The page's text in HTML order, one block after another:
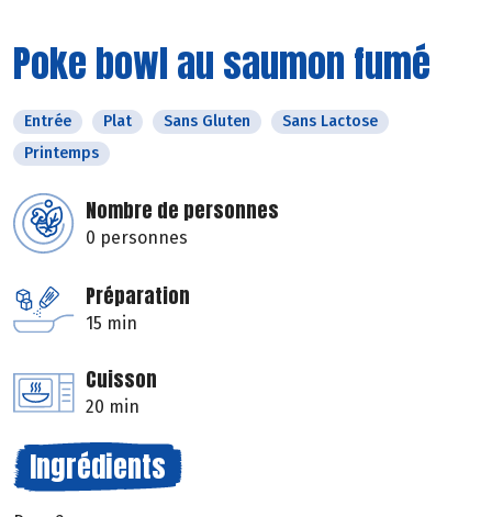
Poke bowl au saumon fumé
Entrée Plat Sans Gluten
Sans Lactose
Printemps
Nombre de personnes
0 personnes
Préparation
15 min
Cuisson
20 min
Ingrédients